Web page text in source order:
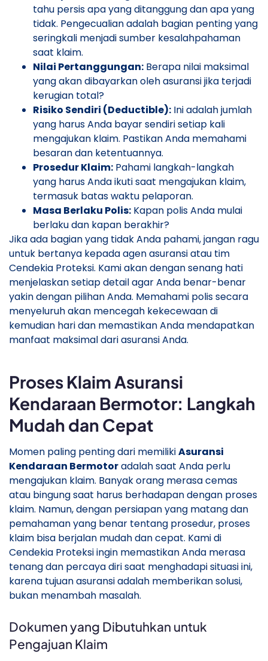
tahu persis apa yang ditanggung dan apa yang
tidak. Pengecualian adalah bagian penting yang
seringkali menjadi sumber kesalahpahaman
saat klaim.
Nilai Pertanggungan: Berapa nilai maksimal
yang akan dibayarkan oleh asuransi jika terjadi
kerugian total?
Risiko Sendiri (Deductible): Ini adalah jumlah
yang harus Anda bayar sendiri setiap kali
mengajukan klaim. Pastikan Anda memahami
besaran dan ketentuannya.
Prosedur Klaim: Pahami langkah-langkah
yang harus Anda ikuti saat mengajukan klaim,
termasuk batas waktu pelaporan.
Masa Berlaku Polis: Kapan polis Anda mulai
berlaku dan kapan berakhir?
Jika ada bagian yang tidak Anda pahami, jangan ragu
untuk bertanya kepada agen asuransi atau tim
Cendekia Proteksi. Kami akan dengan senang hati
menjelaskan setiap detail agar Anda benar-benar
yakin dengan pilihan Anda. Memahami polis secara
menyeluruh akan mencegah kekecewaan di
kemudian hari dan memastikan Anda mendapatkan
manfaat maksimal dari asuransi Anda.
Proses Klaim Asuransi
Kendaraan Bermotor: Langkah
Mudah dan Cepat
Momen paling penting dari memilikiAsuransi
Kendaraan Bermotoradalah saat Anda perlu
mengajukan klaim. Banyak orang merasa cemas
atau bingung saat harus berhadapan dengan proses
klaim. Namun, dengan persiapan yang matang dan
pemahaman yang benar tentang prosedur, proses
klaim bisa berjalan mudah dan cepat. Kami di
Cendekia Proteksi ingin memastikan Anda merasa
tenang dan percaya diri saat menghadapi situasi ini,
karena tujuan asuransi adalah memberikan solusi,
bukan menambah masalah.
Dokumen yang Dibutuhkan untuk
Pengajuan Klaim